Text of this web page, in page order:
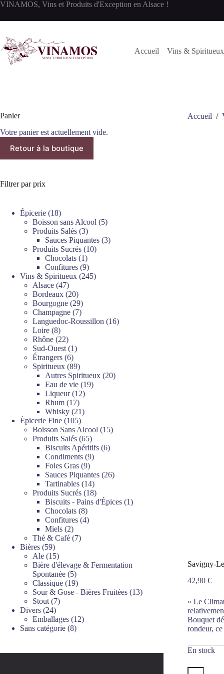
Passer
contenu
VINAMOS, Vins et Produits d'Exception en Alsace !
Accueil Vins & Spiritueux
Accueil /
Savigny-
42,90 €
« Le
Bouquet
rondeur,
En stock
quantité
Panier
Votre panier est actuellement vide.
Retour à la boutique
Filtrer par prix
Épicerie 1818
produits
Boisson sans Alcool 55
Produits Salés 33
produits
Sauces Piquantes 33
Produits Sucrés 1010
Chocolats 11
produit
Confitures 99
produits
Vins & Spiritueux 245245
Alsace 4747
produits
Bordeaux 2020
produits
Bourgogne 2929
produits
Champagne 77
produits
Languedoc-Roussillon 1616
Loire 88
produits
Rhône 2222
produits
Sud-Ouest 11
Étrangers 66
produits
Spiritueux 8989
produits
Autres Spiritueux 2020
Eau de vie 1919
Liqueur 1212
Rhum 1717
produits
Whisky 2121
Épicerie Fine 105105
produits
Boisson Sans Alcool 1515
Produits Salés 6565
produits
Biscuits Apéritifs 66
Condiments 99
Foies Gras 99
produits
Sauces Piquantes 2626
Tartinables 1414
produits
Produits Sucrés 1818
produits
Biscuits - Pains d'Épices 11
Chocolats 88
produits
Confitures 44
Miels 22
produits
Thé & Café 77
Bières 5959
produits
Ale 1515
produits
Bière d'élevage & Fermentation
Spontanée 55
produits
Classique 1919
produits
Sour & Gose - Bières Fruitées 1313
Stout 77
Divers 2424
produits
Emballages 1212
Sans catégorie 88